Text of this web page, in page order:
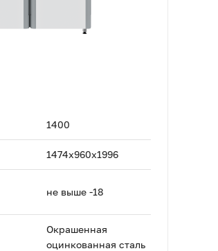
1400
1474x960x1996
не выше -18
Окрашенная
оцинкованная сталь